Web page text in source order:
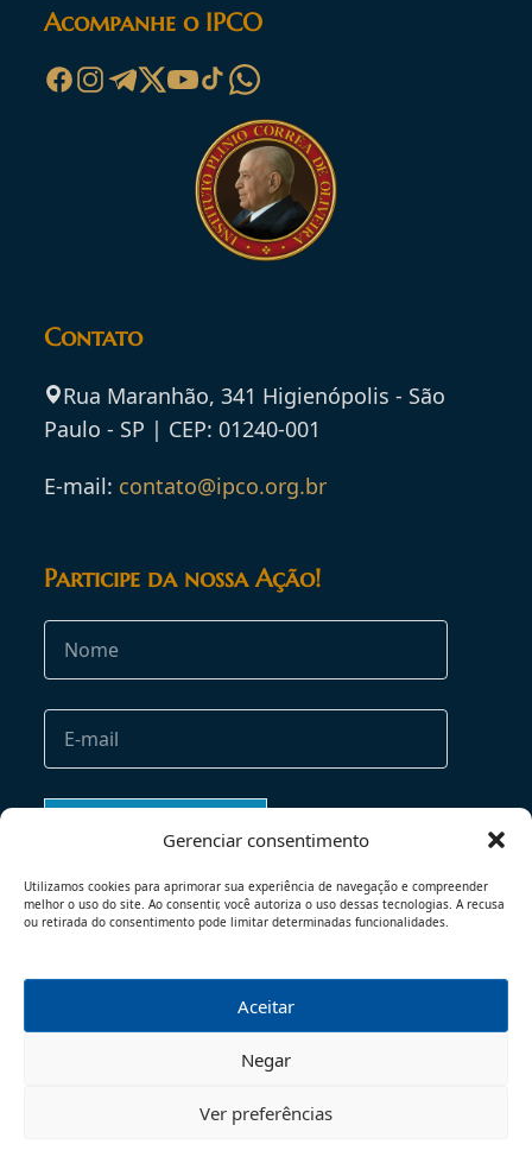
Gerenciar consentimento
Utilizamos cookies para aprimorar sua experiência de navegação e compreender
melhor o uso do site. Ao consentir, você autoriza o uso dessas tecnologias. A recusa
ou retirada do consentimento pode limitar determinadas funcionalidades.
Aceitar
Negar
Ver preferências
Acompanhe o IPCO
Contato
Rua Maranhão, 341 Higienópolis - São
Paulo - SP | CEP: 01240-001
E-mail: contato@ipco.org.br
Participe da nossa Ação!
POLÍTICA DE PRIVACIDADE
© 2026 - TODOS OS DIREITOS RESERVADOS